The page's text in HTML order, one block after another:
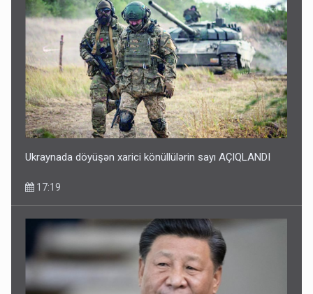
Ukraynada döyüşən xarici könüllülərin sayı AÇIQLANDI
17:19